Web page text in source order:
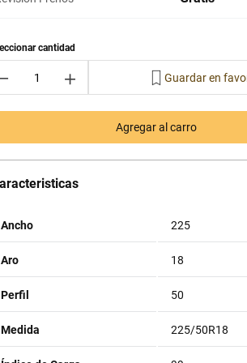
＋
Agregar al carro
Ancho 225
Aro 18
Perfil 50
Medida 225/50R18